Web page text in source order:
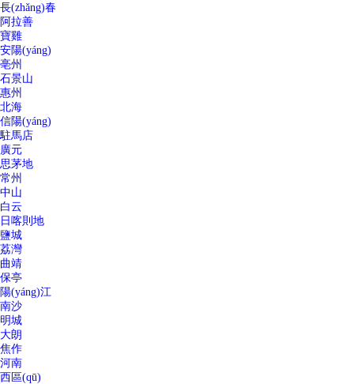
長(zhǎng)春
阿拉善
寶雞
安陽(yáng)
亳州
石景山
惠州
北海
信陽(yáng)
駐馬店
廣元
思茅地
常州
中山
白云
日喀則地
鹽城
荔灣
曲靖
保亭
陽(yáng)江
南沙
明城
大朗
焦作
河南
西區(qū)